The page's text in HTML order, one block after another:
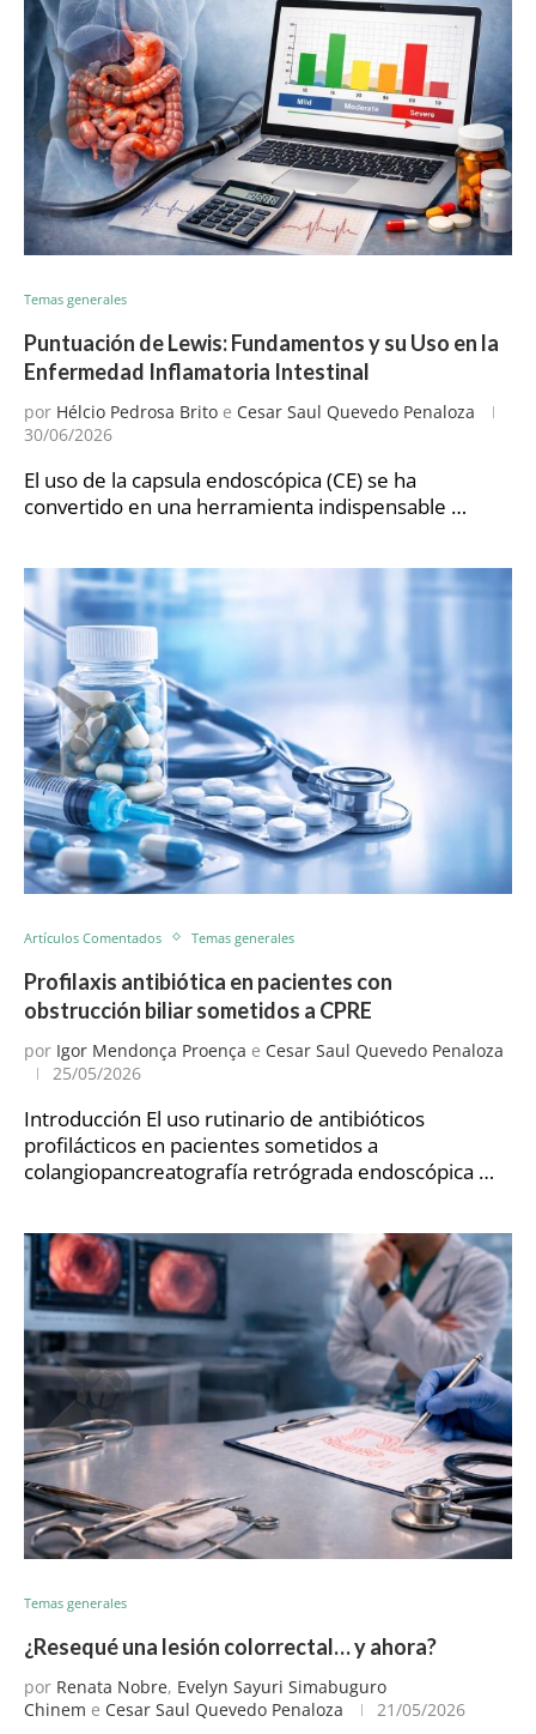
Temas generales
Puntuación de Lewis: Fundamentos y su Uso en la
Enfermedad Inflamatoria Intestinal
por Hélcio Pedrosa Brito e Cesar Saul Quevedo Penaloza
30/06/2026
El uso de la capsula endoscópica (CE) se ha
convertido en una herramienta indispensable …
Artículos Comentados Temas generales
Profilaxis antibiótica en pacientes con
obstrucción biliar sometidos a CPRE
por Igor Mendonça Proença e Cesar Saul Quevedo Penaloza
25/05/2026
Introducción El uso rutinario de antibióticos
profilácticos en pacientes sometidos a
colangiopancreatografía retrógrada endoscópica …
Temas generales
¿Resequé una lesión colorrectal… y ahora?
por Renata Nobre, Evelyn Sayuri Simabuguro
Chinem e Cesar Saul Quevedo Penaloza 21/05/2026